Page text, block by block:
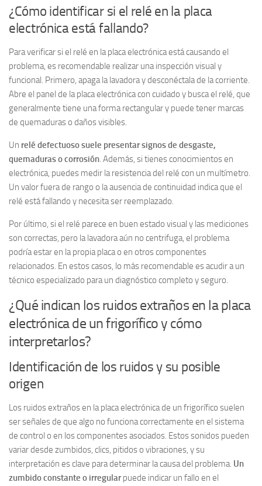
¿Cómo identificar si el relé en la placa
electrónica está fallando?
Para verificar si el relé en la placa electrónica está causando el
problema, es recomendable realizar una inspección visual y
funcional. Primero, apaga la lavadora y desconéctala de la corriente.
Abre el panel de la placa electrónica con cuidado y busca el relé, que
generalmente tiene una forma rectangular y puede tener marcas
de quemaduras o daños visibles.
Un relé defectuoso suele presentar signos de desgaste,
quemaduras o corrosión. Además, si tienes conocimientos en
electrónica, puedes medir la resistencia del relé con un multímetro.
Un valor fuera de rango o la ausencia de continuidad indica que el
relé está fallando y necesita ser reemplazado.
Por último, si el relé parece en buen estado visual y las mediciones
son correctas, pero la lavadora aún no centrifuga, el problema
podría estar en la propia placa o en otros componentes
relacionados. En estos casos, lo más recomendable es acudir a un
técnico especializado para un diagnóstico completo y seguro.
¿Qué indican los ruidos extraños en la placa
electrónica de un frigorífico y cómo
interpretarlos?
Identificación de los ruidos y su posible
origen
Los ruidos extraños en la placa electrónica de un frigorífico suelen
ser señales de que algo no funciona correctamente en el sistema
de control o en los componentes asociados. Estos sonidos pueden
variar desde zumbidos, clics, pitidos o vibraciones, y su
interpretación es clave para determinar la causa del problema. Un
zumbido constante o irregularpuede indicar un fallo en el